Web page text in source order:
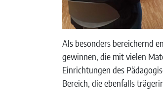
Als besonders bereichernd
gewinnen, die mit vielen
Einrichtungen des
Bereich, die ebenfalls